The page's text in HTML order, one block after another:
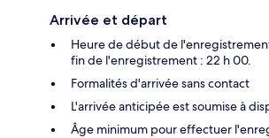
Arrivée et départ
Heure de début de
fin de l'enregistrement : 22 h 00.
Formalités d'arrivée sans contact
L'arrivée anticipée est soumise à
Âge minimum pour effectuer